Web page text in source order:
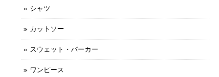
シャツ
カットソー
スウェット・パーカー
ワンピース